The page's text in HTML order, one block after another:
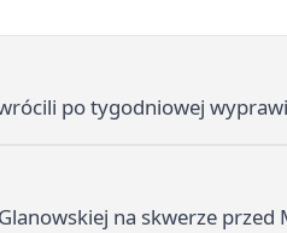
po tygodniowej
na skwerze